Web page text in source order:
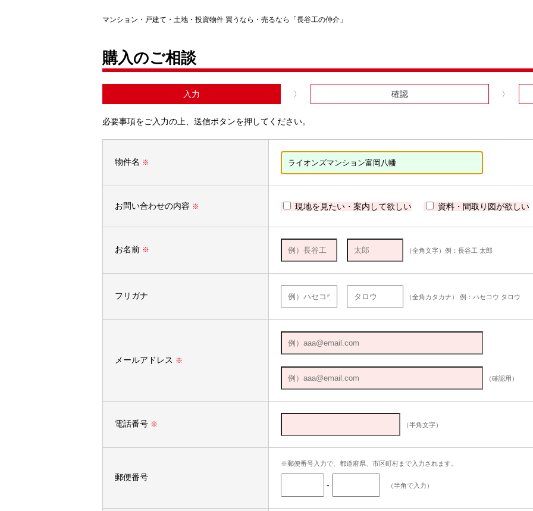
マンション・戸建て・土地・投資物件 買うなら・売るなら「長谷工の仲介」
購入のご相談
入力 確認
必要事項をご入力の上、送信ボタンを押してください。
物件名 ※
お問い合わせの内容 ※ 現地を見たい・案内して欲しい 資料・間取り図が欲しい
お名前 ※ （全角文字）例：長谷工 太郎
フリガナ （全角カタカナ） 例：ハセコウ タロウ
メールアドレス ※
（確認用）
電話番号 ※ （半角文字）
郵便番号
※郵便番号入力で、都道府県、市区町村まで入力されます。
- （半角で入力）